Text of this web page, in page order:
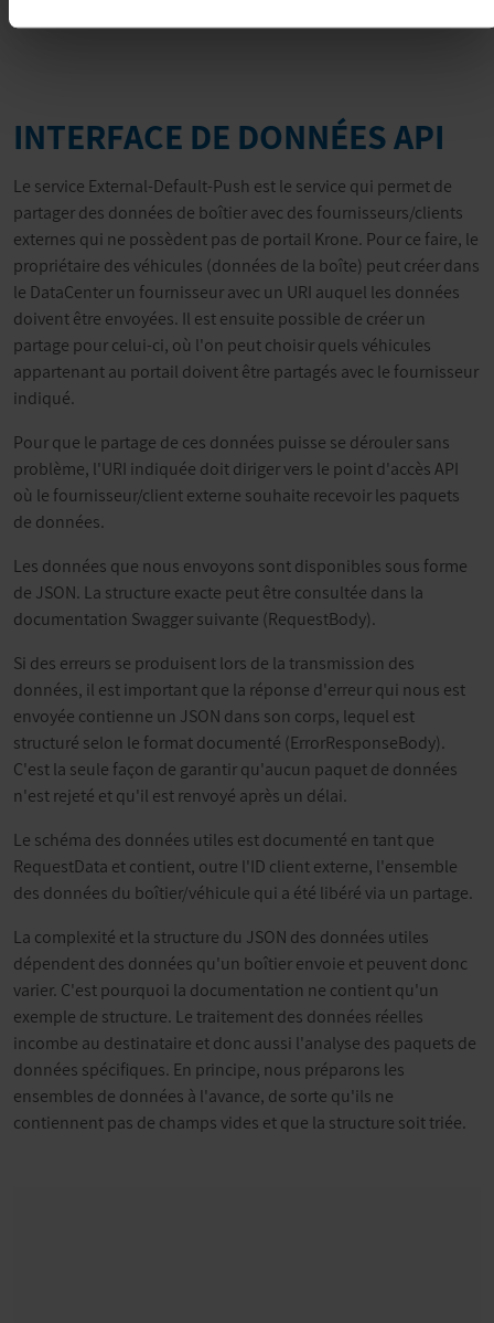
INTERFACE DE DONNÉES API
Le service External-Default-Push est le service qui permet de
partager des données de boîtier avec des fournisseurs/clients
externes qui ne possèdent pas de portail Krone. Pour ce faire, le
propriétaire des véhicules (données de la boîte) peut créer dans
le DataCenter un fournisseur avec un URI auquel les données
doivent être envoyées. Il est ensuite possible de créer un
partage pour celui-ci, où l'on peut choisir quels véhicules
appartenant au portail doivent être partagés avec le fournisseur
indiqué.
Pour que le partage de ces données puisse se dérouler sans
problème, l'URI indiquée doit diriger vers le point d'accès API
où le fournisseur/client externe souhaite recevoir les paquets
de données.
Les données que nous envoyons sont disponibles sous forme
de JSON. La structure exacte peut être consultée dans la
documentation Swagger suivante (RequestBody).
Si des erreurs se produisent lors de la transmission des
données, il est important que la réponse d'erreur qui nous est
envoyée contienne un JSON dans son corps, lequel est
structuré selon le format documenté (ErrorResponseBody).
C'est la seule façon de garantir qu'aucun paquet de données
n'est rejeté et qu'il est renvoyé après un délai.
Le schéma des données utiles est documenté en tant que
RequestData et contient, outre l'ID client externe, l'ensemble
des données du boîtier/véhicule qui a été libéré via un partage.
La complexité et la structure du JSON des données utiles
dépendent des données qu'un boîtier envoie et peuvent donc
varier. C'est pourquoi la documentation ne contient qu'un
exemple de structure. Le traitement des données réelles
incombe au destinataire et donc aussi l'analyse des paquets de
données spécifiques. En principe, nous préparons les
ensembles de données à l'avance, de sorte qu'ils ne
contiennent pas de champs vides et que la structure soit triée.